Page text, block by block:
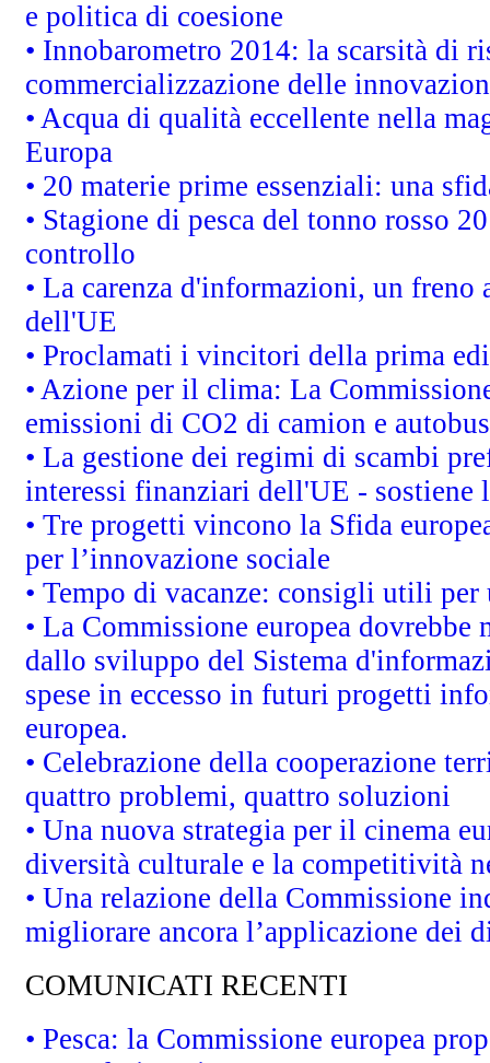
e politica di coesione
• Innobarometro 2014: la scarsità di
commercializzazione delle
• Acqua di qualità eccellente nella
Europa
• 20 materie prime essenziali: una
• Stagione di pesca del tonno rosso
controllo
• La carenza d'informazioni, un
dell'UE
• Proclamati i vincitori della prima
• Azione per il clima: La
emissioni di CO2 di camion e autobus
• La gestione dei regimi di scambi
interessi finanziari dell'UE - sostiene
• Tre progetti vincono la Sfida
per l’innovazione sociale
• Tempo di vacanze: consigli utili per
• La Commissione europea
dallo sviluppo del Sistema
spese in eccesso in futuri progetti
europea.
• Celebrazione della cooperazione
quattro problemi, quattro soluzioni
• Una nuova strategia per il cinema
diversità culturale e la competitività
• Una relazione della Commissione
migliorare ancora l’applicazione dei
COMUNICATI RECENTI
• Pesca: la Commissione europea